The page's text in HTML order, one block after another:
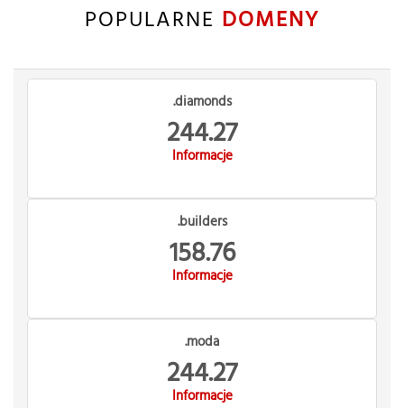
POPULARNE DOMENY
.diamonds
244.27
Informacje
.builders
158.76
Informacje
.moda
244.27
Informacje